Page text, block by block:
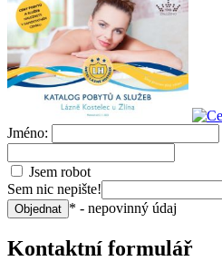
Jméno:
Jsem robot
Sem nic nepište!
Objednat * - nepovinný údaj
Kontaktní formulář